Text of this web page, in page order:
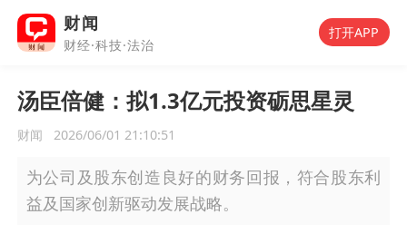
财闻
财经·科技·法治
打开APP
汤臣倍健：拟1.3亿元投资砺思星灵
财闻 2026/06/01 21:10:51
为公司及股东创造良好的财务回报，符合股东利
益及国家创新驱动发展战略。